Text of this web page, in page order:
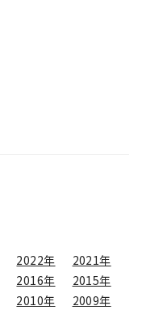
2022年
2021年
2016年
2015年
2010年
2009年